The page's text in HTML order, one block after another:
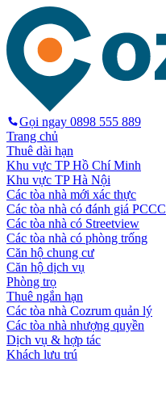
Gọi ngay 0898 555 889
Trang chủ
Thuê dài hạn
Khu vực TP Hồ Chí Minh
Khu vực TP Hà Nội
Các tòa nhà mới xác thực
Các tòa nhà có đánh giá PCCC
Các tòa nhà có Streetview
Các tòa nhà có phòng trống
Căn hộ chung cư
Căn hộ dịch vụ
Phòng trọ
Thuê ngắn hạn
Các tòa nhà Cozrum quản lý
Các tòa nhà nhượng quyền
Dịch vụ & hợp tác
Khách lưu trú